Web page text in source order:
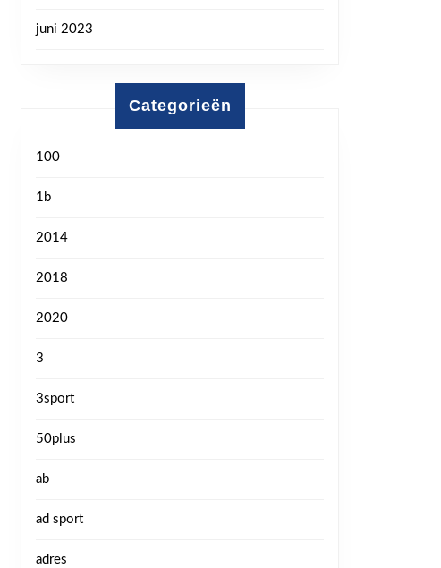
juni 2023
Categorieën
100
1b
2014
2018
2020
3
3sport
50plus
ab
ad sport
adres